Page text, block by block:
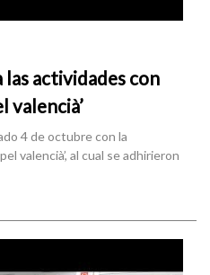
actividades con
valencià’
4 de octubre con la
valencià’, al cual se adhirieron